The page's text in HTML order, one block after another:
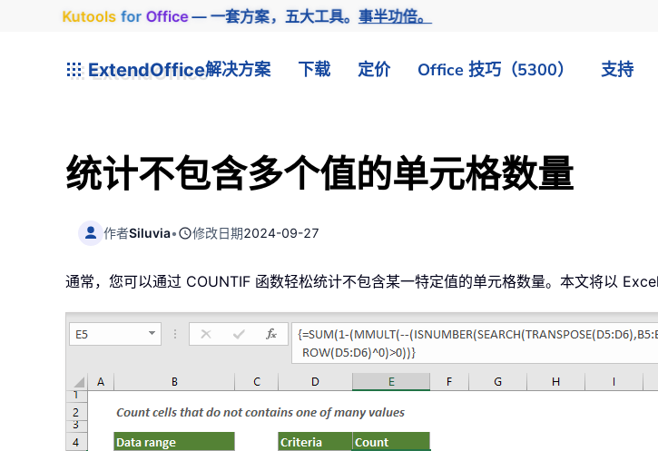
Kutools for Office— 一套方案，五大工具。事半功倍。
ExtendOffice解决方案 下载 定价 Office 技巧（5300） 支持
统计不包含多个值的单元格数量
作者Siluvia• 修改日期2024-09-27
通常，您可以通过 COUNTIF 函数轻松统计不包含某一特定值的单元格数量。本文将以